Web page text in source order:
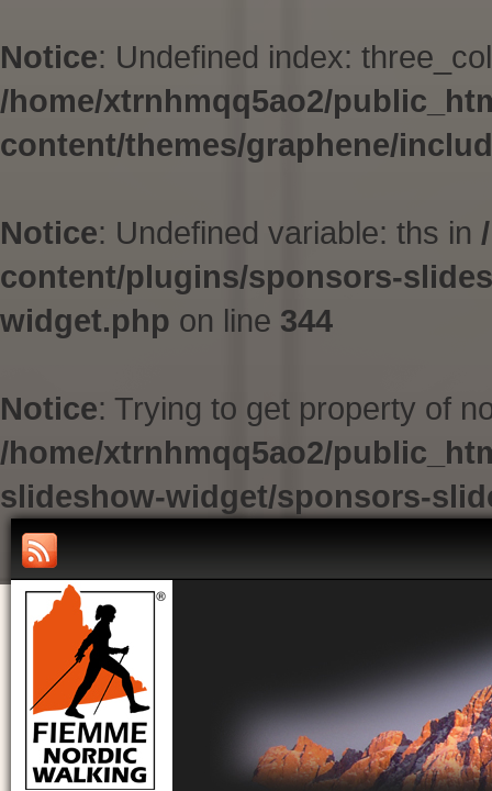
Notice: Undefined index:
/home/xtrnhmqq5ao2/
content/themes/graphene/
Notice: Undefined variable: ths in
content/plugins/sponsors-
widget.php on line 344
Notice: Trying to get property of
/home/xtrnhmqq5ao2/
slideshow-widget/sponsors-